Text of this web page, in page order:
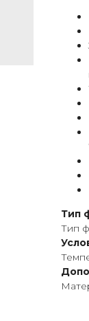
Тип
Тип